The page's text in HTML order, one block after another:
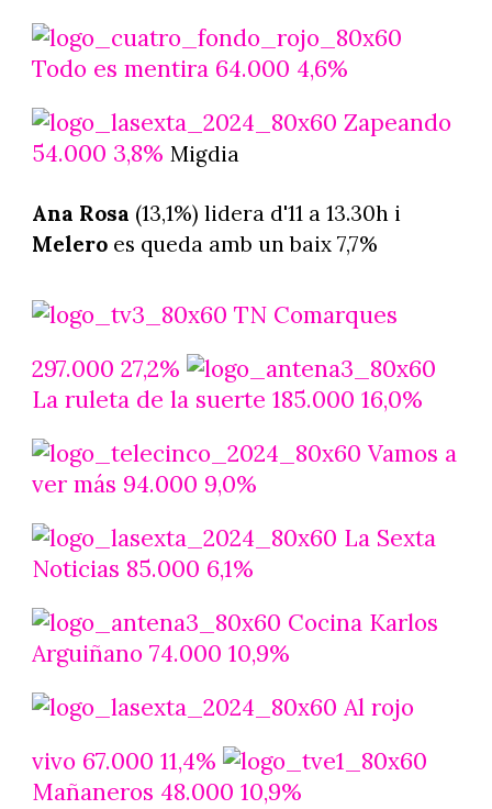
Todo es mentira 64.000 4,6%
Zapeando
54.000 3,8% Migdia
Ana Rosa (13,1%) lidera d'11 a 13.30h i
Meleroes queda amb un baix 7,7%
TN Comarques
297.000 27,2%
La ruleta de la suerte 185.000 16,0%
Vamos a
ver más 94.000 9,0%
La Sexta
Noticias 85.000 6,1%
Cocina Karlos
Arguiñano 74.000 10,9%
Al rojo
vivo 67.000 11,4%
Mañaneros 48.000 10,9%